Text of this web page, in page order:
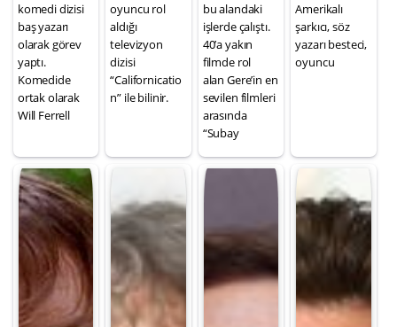
komedi dizisi
baş yazarı
olarak görev
yaptı.
Komedide
ortak olarak
Will Ferrell
oyuncu rol
aldığı
televizyon
dizisi
“Californicatio
n” ile bilinir.
bu alandaki
işlerde çalıştı.
40’a yakın
filmde rol
alan Gere’in en
sevilen filmleri
arasında
“Subay
Amerikalı
şarkıcı, söz
yazarı besteci,
oyuncu